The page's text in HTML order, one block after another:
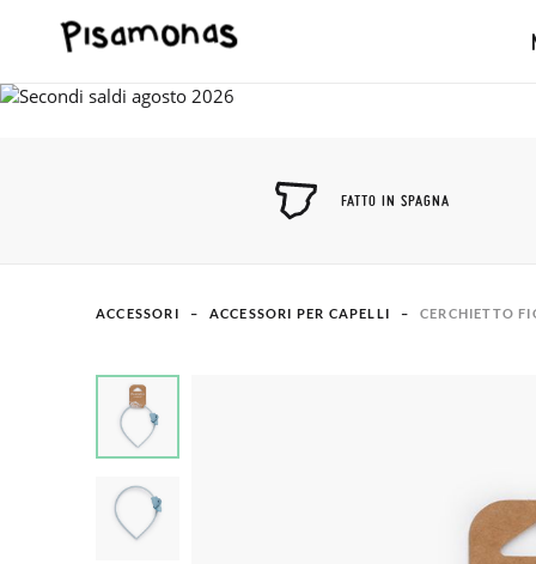
FATTO IN SPAGNA
ACCESSORI ACCESSORI PER CAPELLI CERCHIETTO